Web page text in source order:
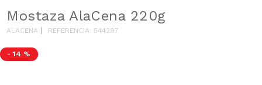
Mostaza AlaCena 220g
ALACENA REFERENCIA: 544297
- 14 %